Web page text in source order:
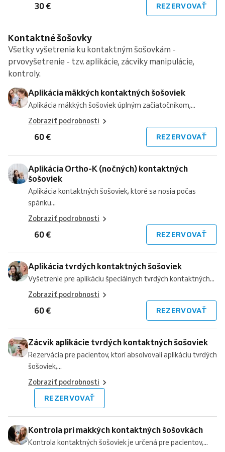
30 € REZERVOVAŤ
Kontaktné šošovky
Všetky vyšetrenia ku kontaktným šošovkám -
prvovyšetrenie - tzv. aplikácie, zácviky manipulácie,
kontroly.
Aplikácia mäkkých kontaktných šošoviek
Aplikácia mäkkých šošoviek úplným začiatočníkom,...
Zobraziť podrobnosti
60 € REZERVOVAŤ
Aplikácia Ortho-K (nočných) kontaktných
šošoviek
Aplikácia kontaktných šošoviek, ktoré sa nosia počas
spánku...
Zobraziť podrobnosti
60 € REZERVOVAŤ
Aplikácia tvrdých kontaktných šošoviek
Vyšetrenie pre aplikáciu špeciálnych tvrdých kontaktných...
Zobraziť podrobnosti
60 € REZERVOVAŤ
Zácvik aplikácie tvrdých kontaktných šošoviek
Rezervácia pre pacientov, ktorí absolvovali aplikáciu tvrdých
šošoviek,...
Zobraziť podrobnosti
REZERVOVAŤ
Kontrola pri makkých kontaktných šošovkách
Kontrola kontaktných šošoviek je určená pre pacientov,...